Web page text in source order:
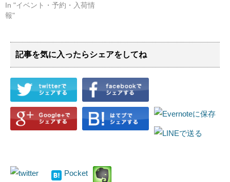
In "イベント・予約・入荷情
報"
記事を気に入ったらシェアをしてね
Pocket